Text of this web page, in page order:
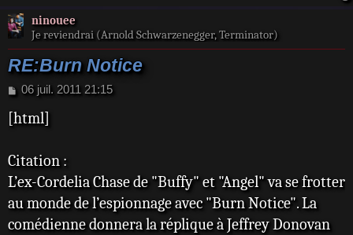
ninouee
Je reviendrai (Arnold Schwarzenegger, Terminator)
RE:Burn Notice
M
s
g
e
06 juil. 2011 21:15
[html]
Citation :
L’ex-Cordelia Chase de "Buffy" et "Angel" va se frotter
au monde de l’espionnage avec "Burn Notice". La
comédienne donnera la réplique à Jeffrey Donovan